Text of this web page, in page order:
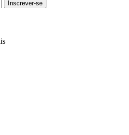
Inscrever-se